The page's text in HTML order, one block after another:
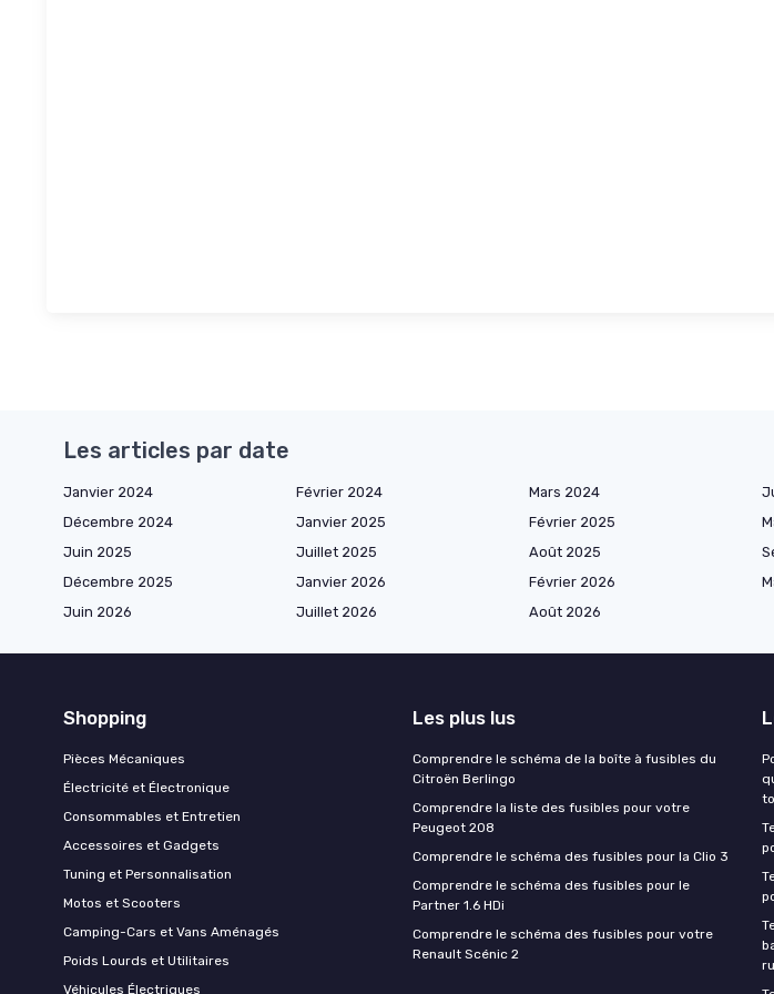
Les articles par date
Janvier 2024 Février 2024 Mars 2024
Décembre 2024
Janvier 2025 Février 2025
Juin 2025
Juillet 2025 Août 2025
Décembre 2025
Janvier 2026 Février 2026
Juin 2026
Juillet 2026 Août 2026
Shopping
Pièces Mécaniques
Électricité et Électronique
Consommables et Entretien
Accessoires et Gadgets
Tuning et Personnalisation
Motos et Scooters
Camping-Cars et Vans Aménagés
Poids Lourds et Utilitaires
Véhicules Électriques
Les plus lus
Comprendre le schéma de la boîte à fusibles du
Citroën Berlingo
Comprendre la liste des fusibles pour votre
Peugeot 208
Comprendre le schéma des fusibles pour la Clio 3
Comprendre le schéma des fusibles pour le
Partner 1.6 HDi
Comprendre le schéma des fusibles pour votre
Renault Scénic 2